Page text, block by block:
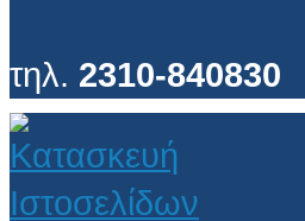
τηλ. 2310-840830